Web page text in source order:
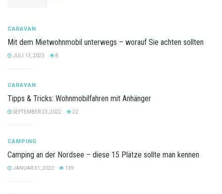
CARAVAN
Mit dem Mietwohnmobil unterwegs – worauf Sie achten sollten
JULI 13, 2023 8
CARAVAN
Tipps & Tricks: Wohnmobilfahren mit Anhänger
SEPTEMBER 23, 2022 22
CAMPING
Camping an der Nordsee – diese 15 Plätze sollte man kennen
JANUAR 31, 2022 139